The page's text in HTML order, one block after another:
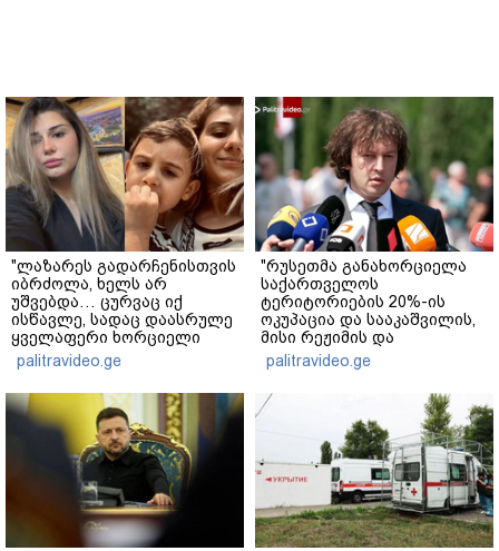
"ლაზარეს გადარჩენისთვის
იბრძოლა, ხელს არ
უშვებდა… ცურვაც იქ
ისწავლე, სადაც დაასრულე
ყველაფერი ხორციელი
ცხოვრებიდან" – რას წერს
ხობში დაღუპული დედა-
შვილის ახლობელი?
palitravideo.ge
"რუსეთმა განახორციელა
საქართველოს
ტერიტორიების 20%-ის
ოკუპაცია და სააკაშვილის,
მისი რეჟიმის და
"ნაცმოძრაობის" ღალატი
ვერანაირად ვერ
გადაფარავს ამ
დანაშაულს" - ირაკლი
palitravideo.ge